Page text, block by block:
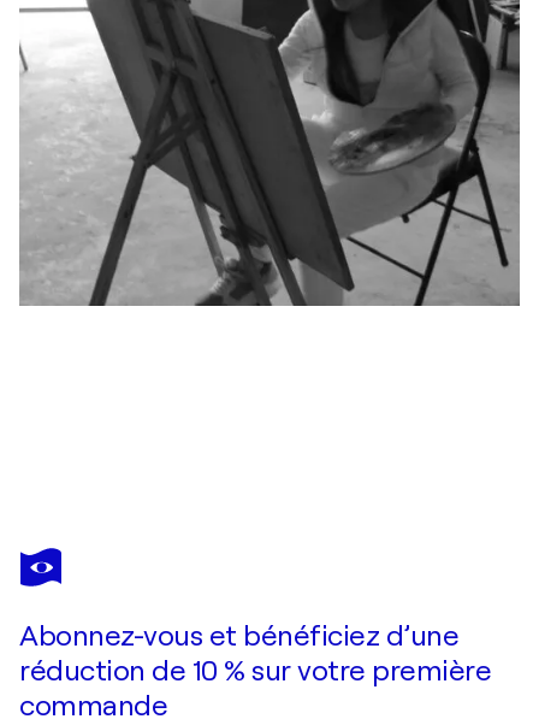
MIN ZOU
Smiling
Abonnez-vous et bénéficiez d’une
réduction de 10 % sur votre première
commande